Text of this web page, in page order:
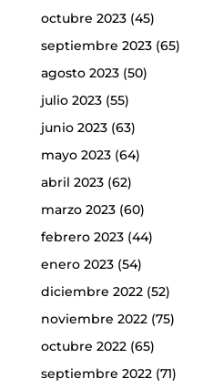
octubre 2023(45)
septiembre 2023(65)
agosto 2023(50)
julio 2023(55)
junio 2023(63)
mayo 2023(64)
abril 2023(62)
marzo 2023(60)
febrero 2023(44)
enero 2023(54)
diciembre 2022(52)
noviembre 2022(75)
octubre 2022(65)
septiembre 2022(71)